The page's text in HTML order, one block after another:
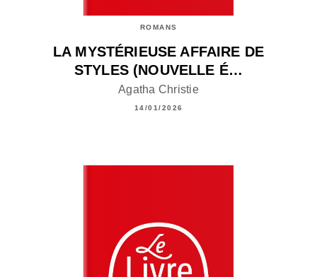
ROMANS
LA MYSTÉRIEUSE AFFAIRE DE
STYLES (NOUVELLE É…
Agatha Christie
14/01/2026